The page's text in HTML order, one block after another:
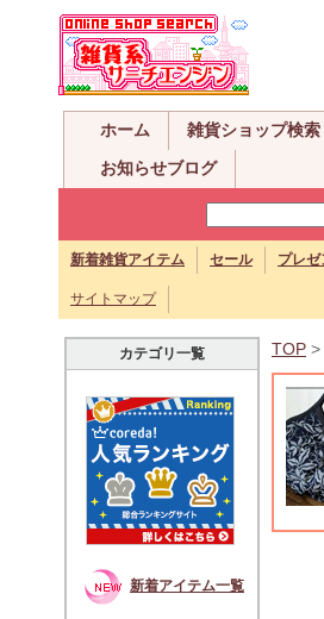
ホーム 雑貨ショップ検索
お知らせブログ
新着雑貨アイテム セール プレゼ
サイトマップ
カテゴリ一覧
新着アイテム一覧
TOP >